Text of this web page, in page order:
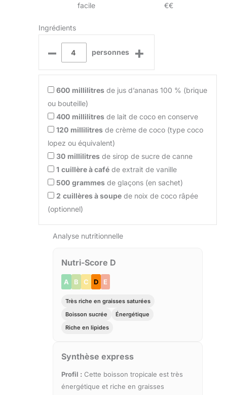
facile €€
Ingrédients
– personnes +
600 millilitres de jus d’ananas 100 % (brique
ou bouteille)
400 millilitres de lait de coco en conserve
120 millilitres de crème de coco (type coco
lopez ou équivalent)
30 millilitres de sirop de sucre de canne
1 cuillère à café de extrait de vanille
500 grammes de glaçons (en sachet)
2 cuillères à soupe de noix de coco râpée
(optionnel)
Analyse nutritionnelle
Nutri-Score D
A B C D E
Très riche en graisses saturées
Boisson sucrée
Énergétique
Riche en lipides
Synthèse express
Profil : Cette boisson tropicale est très
énergétique et riche en graisses